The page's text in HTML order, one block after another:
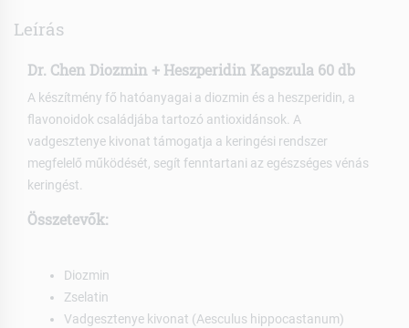
Leírás
Dr. Chen Diozmin + Heszperidin Kapszula 60 db
A készítmény fő hatóanyagai a diozmin és a heszperidin, a
flavonoidok családjába tartozó antioxidánsok. A
vadgesztenye kivonat támogatja a keringési rendszer
megfelelő működését, segít fenntartani az egészséges vénás
keringést.
Összetevők:
Diozmin
Zselatin
Vadgesztenye kivonat (Aesculus hippocastanum)